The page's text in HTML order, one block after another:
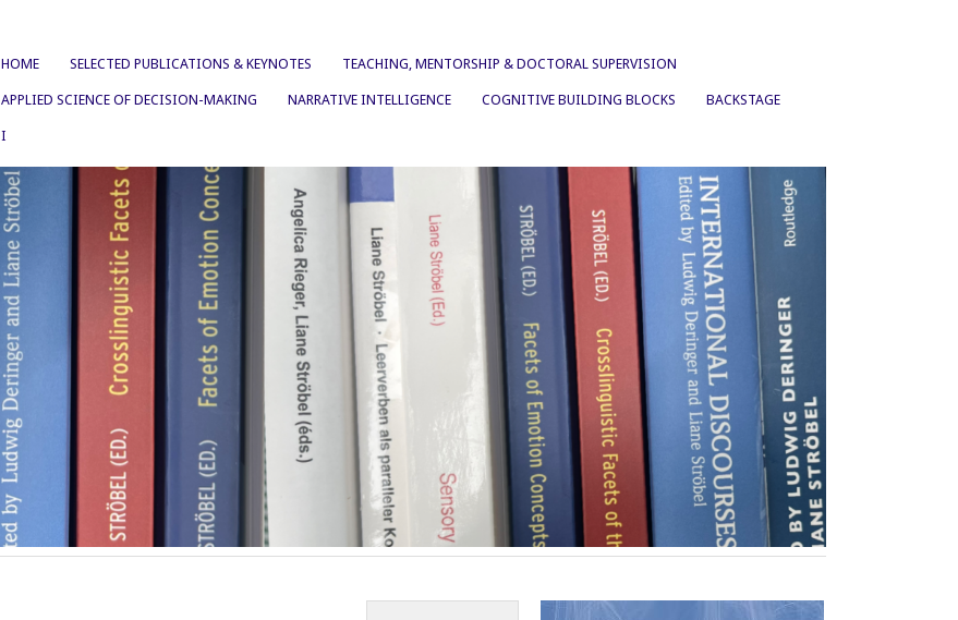
HOME SELECTED PUBLICATIONS & KEYNOTES TEACHING, MENTORSHIP & DOCTORAL SUPERVISION
APPLIED SCIENCE OF DECISION-MAKING NARRATIVE INTELLIGENCE COGNITIVE BUILDING BLOCKS BACKSTAGE
I